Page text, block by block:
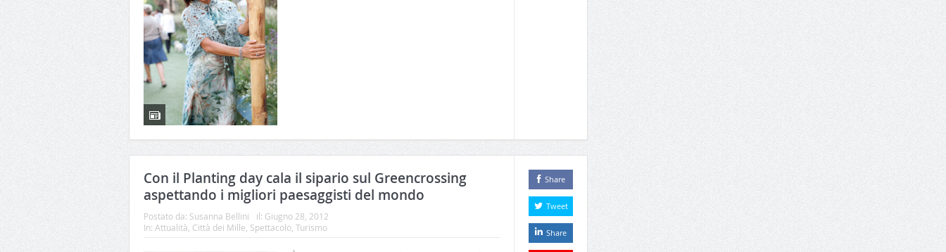
Con il Planting day cala il sipario sul Greencrossing
aspettando i migliori paesaggisti del mondo
Postato da: Susanna Bellini il: Giugno 28, 2012
In: Attualità Città dei Mille Spettacolo Turismo
Share
Tweet
Share